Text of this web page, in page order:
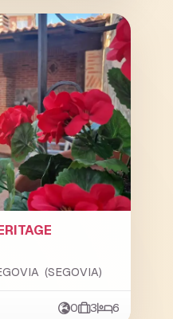
(SEGOVIA)
0 3 6